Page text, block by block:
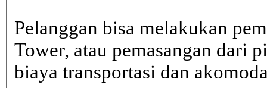
Pelanggan bisa melakukan
Tower, atau pemasangan dari
biaya transportasi dan